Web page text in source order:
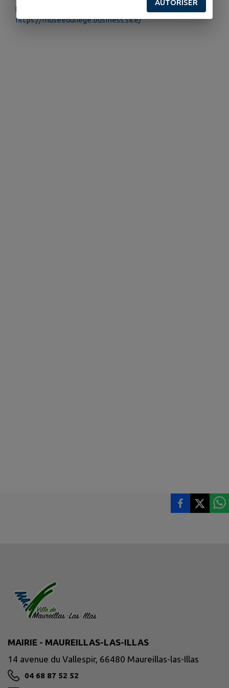
PLUS D'INFORMATIONS
https://museeduliege.business.site/
MAIRIE - MAUREILLAS-LAS-ILLAS
14 avenue du Vallespir, 66480 Maureillas-las-Illas
04 68 87 52 52
AUTORISER